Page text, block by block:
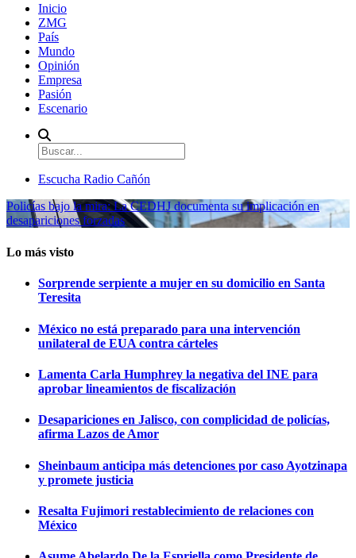
Inicio
ZMG
País
Mundo
Opinión
Empresa
Pasión
Escenario
Escucha Radio Cañón
Policías bajo la mira: La CEDHJ documenta su implicación en
desapariciones forzadas
Lo más visto
Sorprende serpiente a mujer en su domicilio en Santa
Teresita
México no está preparado para una intervención
unilateral de EUA contra cárteles
Lamenta Carla Humphrey la negativa del INE para
aprobar lineamientos de fiscalización
Desapariciones en Jalisco, con complicidad de policías,
afirma Lazos de Amor
Sheinbaum anticipa más detenciones por caso Ayotzinapa
y promete justicia
Resalta Fujimori restablecimiento de relaciones con
México